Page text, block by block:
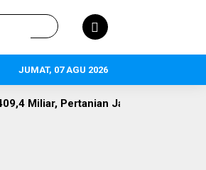
JUMAT, 07 AGU 2026
Jadi Primadona, 634 Tenaga Kerja